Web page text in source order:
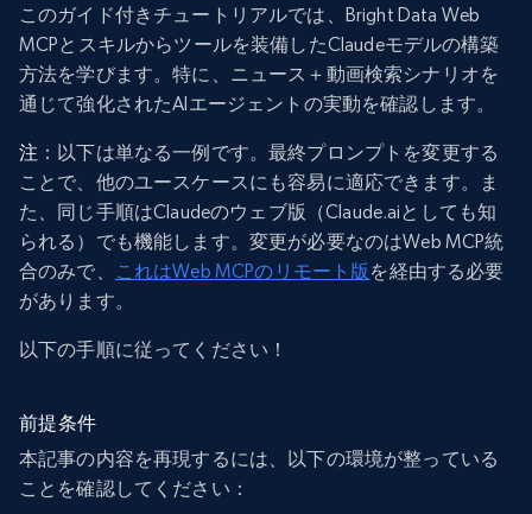
このガイド付きチュートリアルでは、Bright Data Web
MCPとスキルからツールを装備したClaudeモデルの構築
方法を学びます。特に、ニュース＋動画検索シナリオを
通じて強化されたAIエージェントの実動を確認します。
注 ：以下は単なる一例です。最終プロンプトを変更する
ことで、他のユースケースにも容易に適応できます。ま
た、同じ手順はClaudeのウェブ版（Claude.aiとしても知
られる）でも機能します。変更が必要なのはWeb MCP統
合のみで、
これはWeb MCPのリモート版 を経由する必要
があります。
以下の手順に従ってください！
前提条件
本記事の内容を再現するには、以下の環境が整っている
ことを確認してください：